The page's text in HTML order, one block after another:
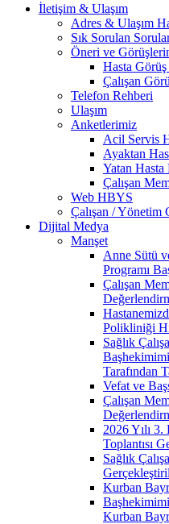
İletişim & Ulaşım
Adres & Ulaşım
Sık Sorulan
Öneri ve
Hasta
Çalışan
Telefon Rehberi
Ulaşım
Anketlerimiz
Acil Servis
Ayaktan
Yatan
Çalışan
Web HBYS
Çalışan / Yönetim
Dijital Medya
Manşet
Anne Sütü
Programı
Çalışan
Polikliniği
Sağlık
Tarafından
Vefat ve
Çalışan
2026 Yılı
Toplantısı
Sağlık
Kurban
Kurban